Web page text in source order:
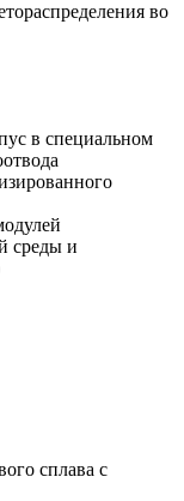
во
в специальном
среды и
сплава с